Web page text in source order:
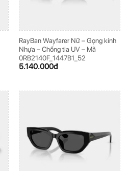
RayBan Wayfarer Nữ – Gọng kính
Nhựa – Chống tia UV – Mã
0RB2140F_1447B1_52
5.140.000đ